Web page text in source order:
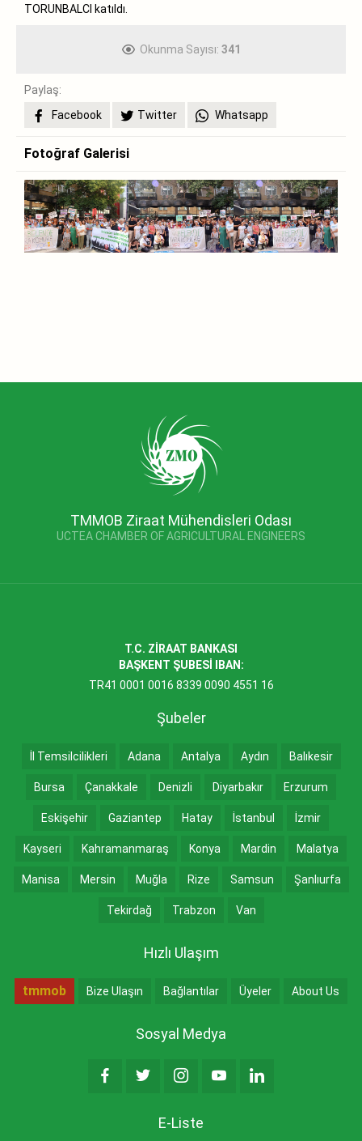
TORUNBALCI katıldı.
Okunma Sayısı: 341
Paylaş:
Facebook
Twitter Whatsapp
Fotoğraf Galerisi
TMMOB Ziraat Mühendisleri Odası
UCTEA CHAMBER OF AGRICULTURAL ENGINEERS
T.C. ZİRAAT BANKASI
BAŞKENT ŞUBESİ IBAN:
TR41 0001 0016 8339 0090 4551 16
Şubeler
İl Temsilcilikleri Adana Antalya Aydın Balıkesir
Bursa Çanakkale Denizli Diyarbakır Erzurum
Eskişehir Gaziantep Hatay İstanbul İzmir
Kayseri Kahramanmaraş Konya Mardin Malatya
Manisa Mersin Muğla Rize Samsun Şanlıurfa
Tekirdağ Trabzon Van
Hızlı Ulaşım
tmmob Bize Ulaşın Bağlantılar Üyeler About Us
Sosyal Medya
E-Liste